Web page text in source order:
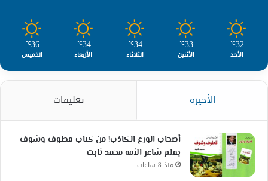
32
℃
الأحد
33
℃
الأثنين
34
℃
الثلاثاء
34
℃
الأربعاء
36
℃
الخميس
الأخيرة تعليقات
أصحاب الورع الكاذب! من كتاب قطوف وشوف
بقلم شاعر الأمة محمد ثابت
منذ 8 ساعات